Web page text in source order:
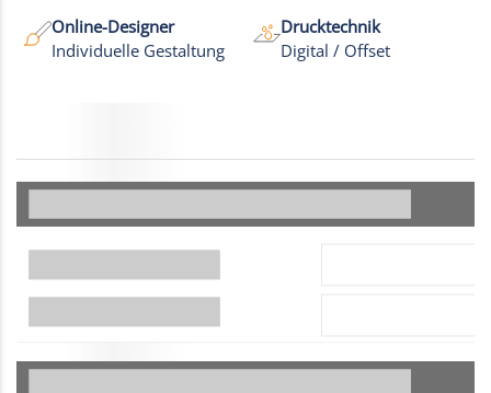
Online-Designer
Individuelle Gestaltung
Drucktechnik
Digital / Offset